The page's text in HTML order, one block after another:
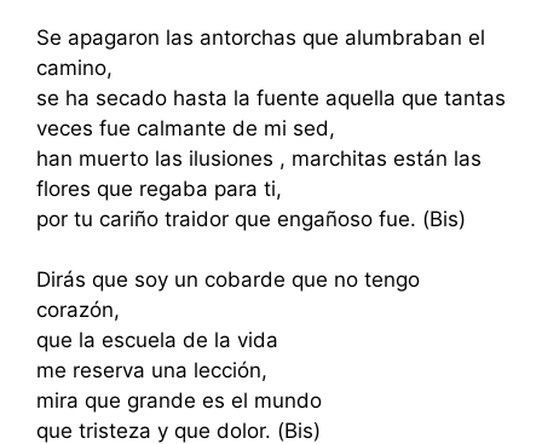
Se apagaron las antorchas que alumbraban el
camino,
se ha secado hasta la fuente aquella que tantas
veces fue calmante de mi sed,
han muerto las ilusiones , marchitas están las
flores que regaba para ti,
por tu cariño traidor que engañoso fue. (Bis)
Dirás que soy un cobarde que no tengo
corazón,
que la escuela de la vida
me reserva una lección,
mira que grande es el mundo
que tristeza y que dolor. (Bis)